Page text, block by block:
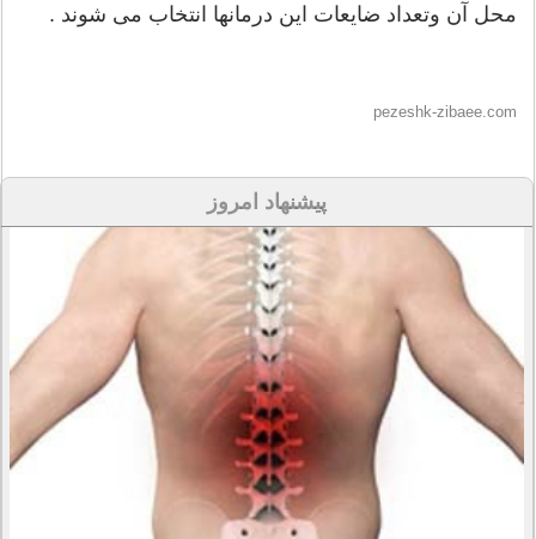
محل آن وتعداد ضایعات این درمانها انتخاب می شوند .
pezeshk-zibaee.com
پیشنهاد امروز